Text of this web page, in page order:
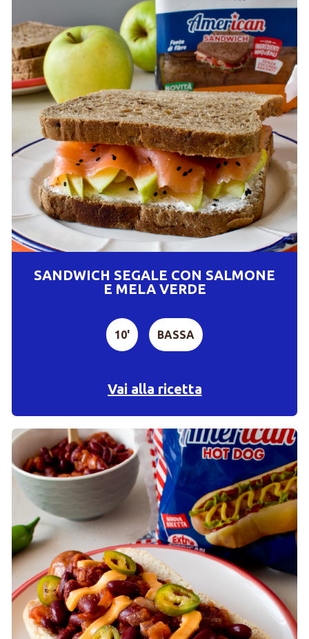
SANDWICH SEGALE CON SALMONE
E MELA VERDE
10' BASSA
Vai alla ricetta